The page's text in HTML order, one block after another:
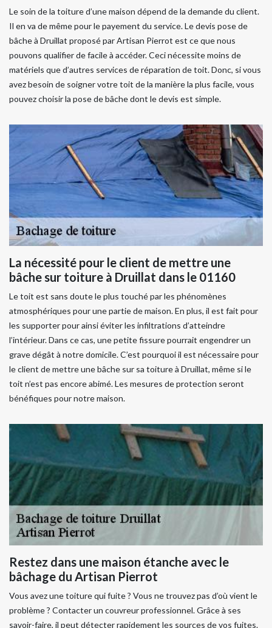
Le soin de la toiture d’une maison dépend de la demande du client.
Il en va de même pour le payement du service. Le devis pose de
bâche à Druillat proposé par Artisan Pierrot est ce que nous
pouvons qualifier de facile à accéder. Ceci nécessite moins de
matériels que d’autres services de réparation de toit. Donc, si vous
avez besoin de soigner votre toit de la manière la plus facile, vous
pouvez choisir la pose de bâche dont le devis est simple.
La nécessité pour le client de mettre une
bâche sur toiture à Druillat dans le 01160
Le toit est sans doute le plus touché par les phénomènes
atmosphériques pour une partie de maison. En plus, il est fait pour
les supporter pour ainsi éviter les infiltrations d’atteindre
l’intérieur. Dans ce cas, une petite fissure pourrait engendrer un
grave dégât à notre domicile. C’est pourquoi il est nécessaire pour
le client de mettre une bâche sur sa toiture à Druillat, même si le
toit n’est pas encore abimé. Les mesures de protection seront
bénéfiques pour notre maison.
Restez dans une maison étanche avec le
bâchage du Artisan Pierrot
Vous avez une toiture qui fuite ? Vous ne trouvez pas d’où vient le
problème ? Contacter un couvreur professionnel. Grâce à ses
savoir-faire, il peut détecter rapidement les sources de vos fuites.